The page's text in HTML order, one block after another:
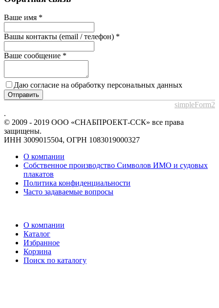
Ваше имя *
Вашы контакты (email / телефон) *
Ваше сообщение *
Даю согласие на обработку персональных данных
Отправить
simpleForm2
.
© 2009 - 2019 ООО «СНАБПРОЕКТ-ССК» все права
защищены.
ИНН 3009015504, ОГРН 1083019000327
О компании
Собственное производство Символов ИМО и судовых
плакатов
Политика конфиденциальности
Часто задаваемые вопросы
О компании
Каталог
Избранное
Корзина
Поиск по каталогу